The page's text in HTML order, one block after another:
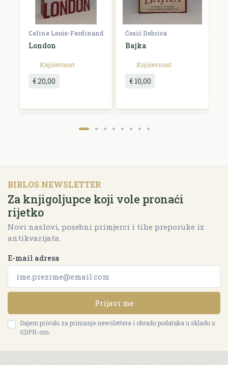
Celine Louis-Ferdinand
London
Književnost
€ 20,00
Ćosić Dobrica
Bajka
Književnost
€ 10,00
BIBLOS NEWSLETTER
Za knjigoljupce koji vole pronaći
rijetko
Novi naslovi, posebni primjerci i tihe preporuke iz
antikvarijata.
E-mail adresa
Prijavi me
Dajem privolu za primanje newslettera i obradu podataka u skladu s
GDPR-om.